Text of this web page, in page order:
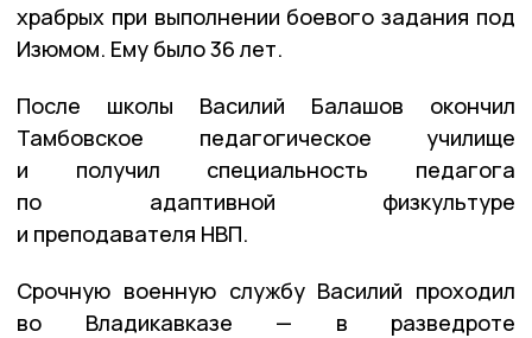
храбрых при выполнении боевого задания под
Изюмом. Ему было 36 лет.
После школы Василий Балашов окончил
Тамбовское педагогическое училище
и получил специальность педагога
по адаптивной физкультуре
и преподавателя НВП.
Срочную военную службу Василий проходил
во Владикавказе — в разведроте